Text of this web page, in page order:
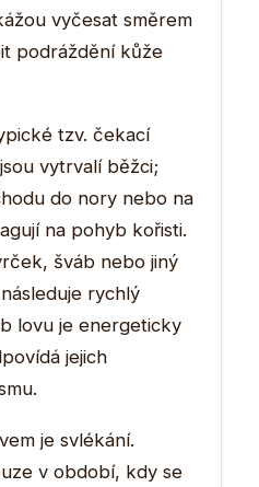
vyčesat směrem
podráždění kůže
tzv. čekací
vytrvalí běžci;
do nory nebo na
na pohyb kořisti.
šváb nebo jiný
rychlý
lovu je energeticky
jejich
je svlékání.
v období, kdy se